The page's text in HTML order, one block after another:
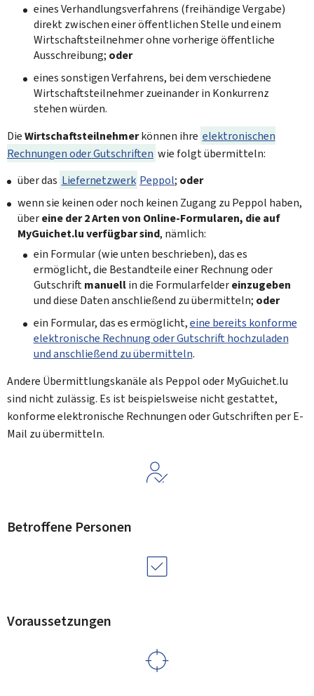
eines Verhandlungsverfahrens (freihändige Vergabe)
direkt zwischen einer öffentlichen Stelle und einem
Wirtschaftsteilnehmer ohne vorherige öffentliche
Ausschreibung; oder
eines sonstigen Verfahrens, bei dem verschiedene
Wirtschaftsteilnehmer zueinander in Konkurrenz
stehen würden.
DieWirtschaftsteilnehmerkönnen ihre elektronischen
Rechnungen oder Gutschriften wie folgt übermitteln:
über das Liefernetzwerk Peppol; oder
wenn sie keinen oder noch keinen Zugang zu Peppol haben,
übereine der 2 Arten von Online-Formularen, die auf
MyGuichet.lu verfügbar sind, nämlich:
ein Formular (wie unten beschrieben), das es
ermöglicht, die Bestandteile einer Rechnung oder
Gutschriftmanuellin die Formularfeldereinzugeben
und diese Daten anschließend zu übermitteln; oder
ein Formular, das es ermöglicht,eine bereits konforme
elektronische Rechnung oder Gutschrift hochzuladen
und anschließend zu übermitteln.
Andere Übermittlungskanäle als Peppol oder MyGuichet.lu
sind nicht zulässig. Es ist beispielsweise nicht gestattet,
konforme elektronische Rechnungen oder Gutschriften per E-
Mail zu übermitteln.
Betroffene Personen
Voraussetzungen